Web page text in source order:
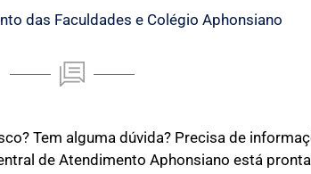
das Faculdades e Colégio Aphonsiano
Tem alguma dúvida? Precisa de
de Atendimento Aphonsiano está